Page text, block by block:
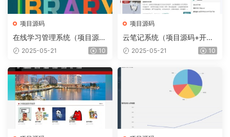
项目源码
在线学习管理系统（项目源码
+开发文档）
2025-05-21 10
项目源码
云笔记系统（项目源码+开发
文档）
2025-05-21 10